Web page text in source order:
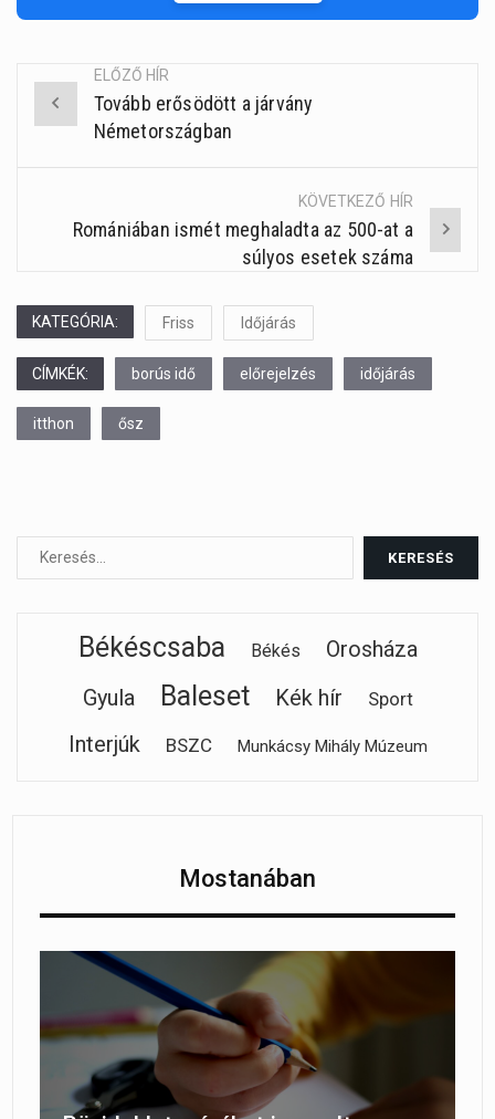
Post
navigation
ELŐZŐ HÍR
Tovább erősödött a járvány
Németországban
KÖVETKEZŐ HÍR
Romániában ismét meghaladta az 500-at a
súlyos esetek száma
KATEGÓRIA: Friss Időjárás
CÍMKÉK: borús idő előrejelzés időjárás
itthon ősz
Békéscsaba Békés
Orosháza
Gyula
Baleset Kék hír Sport
Interjúk BSZC Munkácsy Mihály Múzeum
Mostanában